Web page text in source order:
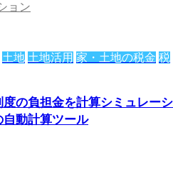
ョン
土地 土地活用 家・土地の税金 税
度の負担金を計算シミュレーシ
自動計算ツール